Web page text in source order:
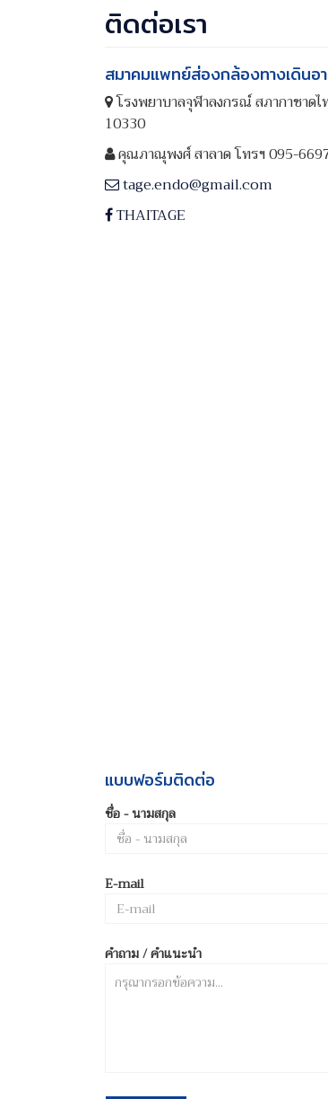
ติดต่อเรา
สมาคมแพทย์ส่องกล้องทางเดินอ
โรงพยาบาลจุฬาลงกรณ์ สภากาชา
10330
คุณภาณุพงศ์ สาลาด โทรฯ 095-
tage.endo@gmail.com
THAITAGE
แบบฟอร์มติดต่อ
ชื่อ - นามสกุล
E-mail
คำถาม / คำแนะนำ